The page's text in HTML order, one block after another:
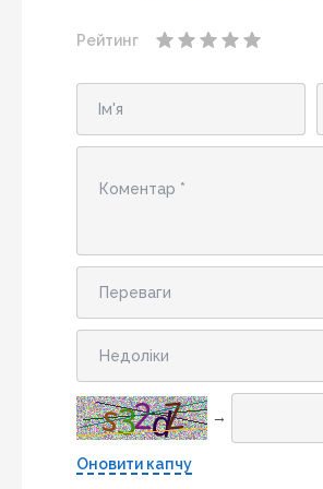
Рейтинг
→
Оновити капчу